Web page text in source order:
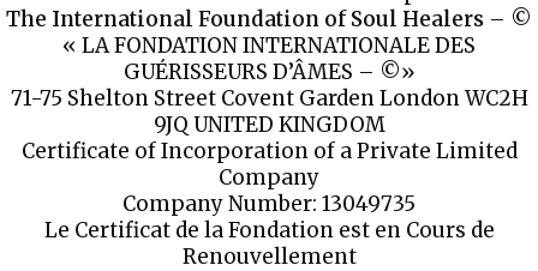
The International Foundation of Soul Healers – ©
« LA FONDATION INTERNATIONALE DES
GUÉRISSEURS D’ÂMES – ©»
71-75 Shelton Street Covent Garden London WC2H
9JQ UNITED KINGDOM
Certificate of Incorporation of a Private Limited
Company
Company Number: 13049735
Le Certificat de la Fondation est en Cours de
Renouvellement